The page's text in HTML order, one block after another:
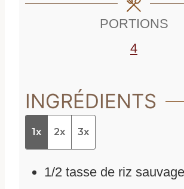
s
PORTIONS
4
INGRÉDIENTS
1x 2x 3x
1/2 tasse de riz